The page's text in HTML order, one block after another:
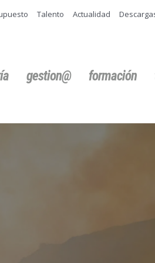
Talento Actualidad
gestion@ formación